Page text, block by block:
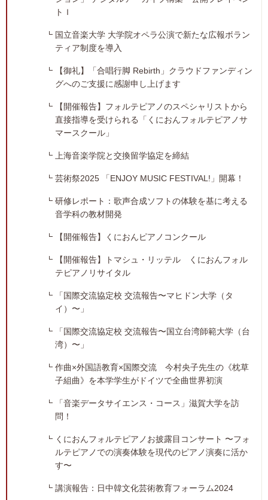
トＩ
国立音楽大学 大学院オペラ公演で新たな広報ボラン
ティア制度を導入
【御礼】「合唱行脚 Rebirth」クラウドファンディン
グへのご支援に感謝申し上げます
【開催報告】フォルテピアノのスペシャリストから
直接指導を受けられる「くにおんフォルテピアノサ
マースクール」
上海音楽学院と交換留学協定を締結
芸術祭2025 「ENJOY MUSIC FESTIVAL!」開幕！
研修レポート：歌声合成ソフトの体験を基に考える
音学科の教材開発
【開催報告】くにおんピアノコンクール
【開催報告】トマシュ・リッテル くにおんフォル
テピアノリサイタル
「国際交流協定校 交流報告〜マヒドン大学（タ
イ）〜」
「国際交流協定校 交流報告〜国立台湾師範大学（台
湾）〜」
作曲×外国語教育×国際交流 今村央子先生の《枕草
子組曲》を本学学生がドイツで全曲世界初演
「音楽データサイエンス・コース」滋賀大学を訪
問！
くにおんフォルテピアノお披露目コンサート 〜フォ
ルテピアノでの演奏体験を現代のピアノ演奏に活か
す〜
講演報告：日中韓文化芸術教育フォーラム2024